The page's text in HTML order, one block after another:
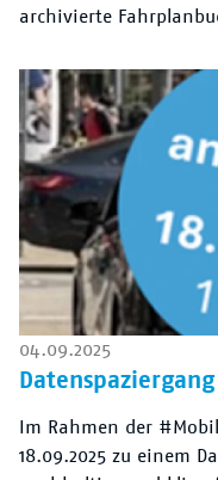
archivierte
04.09.2025
Im Rahmen der
18.09.2025 zu einem